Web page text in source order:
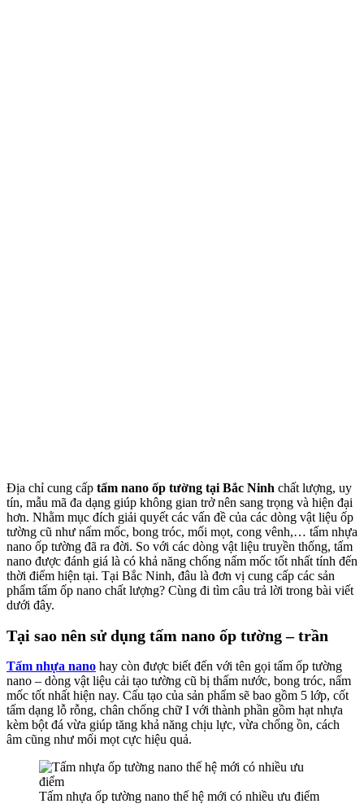
Địa chỉ cung cấp tấm nano ốp tường tại Bắc Ninh chất lượng, uy
tín, mẫu mã đa dạng giúp không gian trở nên sang trọng và hiện đại
hơn. Nhằm mục đích giải quyết các vấn đề của các dòng vật liệu ốp
tường cũ như nấm mốc, bong tróc, mối mọt, cong vênh,… tấm nhựa
nano ốp tường đã ra đời. So với các dòng vật liệu truyền thống, tấm
nano được đánh giá là có khả năng chống nấm mốc tốt nhất tính đến
thời điểm hiện tại. Tại Bắc Ninh, đâu là đơn vị cung cấp các sản
phẩm tấm ốp nano chất lượng? Cùng đi tìm câu trả lời trong bài viết
dưới đây.
Tại sao nên sử dụng tấm nano ốp tường – trần
Tấm nhựa nano hay còn được biết đến với tên gọi tấm ốp tường
nano – dòng vật liệu cải tạo tường cũ bị thấm nước, bong tróc, nấm
mốc tốt nhất hiện nay. Cấu tạo của sản phẩm sẽ bao gồm 5 lớp, cốt
tấm dạng lỗ rỗng, chân chống chữ I với thành phần gồm hạt nhựa
kèm bột đá vừa giúp tăng khả năng chịu lực, vừa chống ồn, cách
âm cũng như mối mọt cực hiệu quả.
Tấm nhựa ốp tường nano thế hệ mới có nhiều ưu điểm